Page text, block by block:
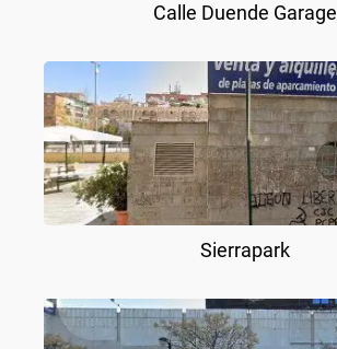
Calle Duende Garage
Sierrapark